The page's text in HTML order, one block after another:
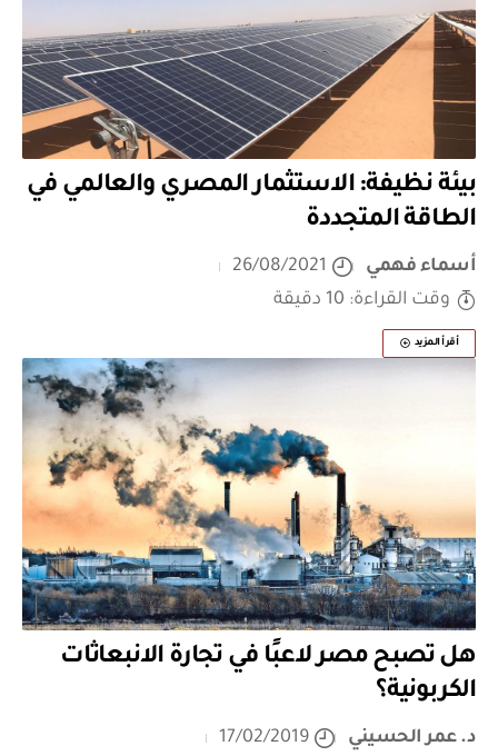
بيئة نظيفة: الاستثمار المصري والعالمي في
الطاقة المتجددة
أسماء فهمي
26/08/2021
وقت القراءة: 10 دقيقة
أقرأ المزيد
هل تصبح مصر لاعبًا في تجارة الانبعاثات
الكربونية؟
د. عمر الحسيني
17/02/2019